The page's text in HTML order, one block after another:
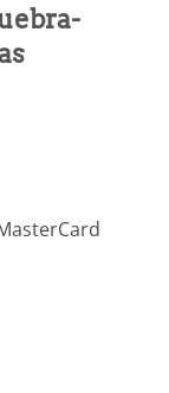
cabeça de